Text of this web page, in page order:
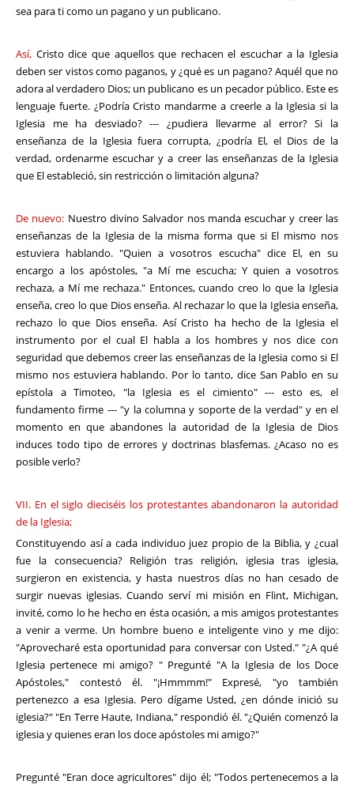
sea para ti como un pagano y un publicano.
Así, Cristo dice que aquellos que rechacen el escuchar a la Iglesia
deben ser vistos como paganos, y ¿qué es un pagano? Aquél que no
adora al verdadero Dios; un publicano es un pecador público. Este es
lenguaje fuerte. ¿Podría Cristo mandarme a creerle a la Iglesia si la
Iglesia me ha desviado? --- ¿pudiera llevarme al error? Si la
enseñanza de la Iglesia fuera corrupta, ¿podría El, el Dios de la
verdad, ordenarme escuchar y a creer las enseñanzas de la Iglesia
que El estableció, sin restricción o limitación alguna?
De nuevo: Nuestro divino Salvador nos manda escuchar y creer las
enseñanzas de la Iglesia de la misma forma que si El mismo nos
estuviera hablando. "Quien a vosotros escucha" dice El, en su
encargo a los apóstoles, "a Mí me escucha; Y quien a vosotros
rechaza, a Mí me rechaza." Entonces, cuando creo lo que la Iglesia
enseña, creo lo que Dios enseña. Al rechazar lo que la Iglesia enseña,
rechazo lo que Dios enseña. Así Cristo ha hecho de la Iglesia el
instrumento por el cual El habla a los hombres y nos dice con
seguridad que debemos creer las enseñanzas de la Iglesia como si El
mismo nos estuviera hablando. Por lo tanto, dice San Pablo en su
epístola a Timoteo, "la Iglesia es el cimiento" --- esto es, el
fundamento firme --- "y la columna y soporte de la verdad" y en el
momento en que abandones la autoridad de la Iglesia de Dios
induces todo tipo de errores y doctrinas blasfemas. ¿Acaso no es
posible verlo?
VII. En el siglo dieciséis los protestantes abandonaron la autoridad
de la Iglesia;
Constituyendo así a cada individuo juez propio de la Biblia, y ¿cual
fue la consecuencia? Religión tras religión, iglesia tras iglesia,
surgieron en existencia, y hasta nuestros días no han cesado de
surgir nuevas iglesias. Cuando serví mi misión en Flint, Michigan,
invité, como lo he hecho en ésta ocasión, a mis amigos protestantes
a venir a verme. Un hombre bueno e inteligente vino y me dijo:
"Aprovecharé esta oportunidad para conversar con Usted." "¿A qué
Iglesia pertenece mi amigo? " Pregunté "A la Iglesia de los Doce
Apóstoles," contestó él. "¡Hmmmm!" Expresé, "yo también
pertenezco a esa Iglesia. Pero dígame Usted, ¿en dónde inició su
iglesia?" "En Terre Haute, Indiana," respondió él. "¿Quién comenzó la
iglesia y quienes eran los doce apóstoles mi amigo?"
Pregunté "Eran doce agricultores" dijo él; "Todos pertenecemos a la